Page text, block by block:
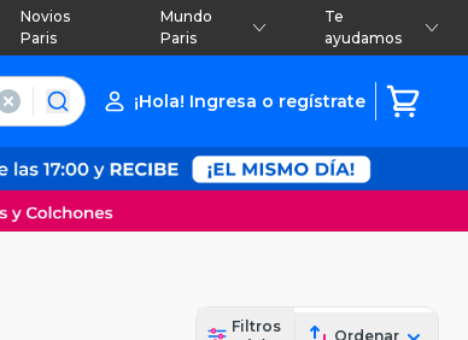
Novios
Paris
Mundo
Paris
Te
ayudamos
¡Hola! Ingresa o regístrate
Filtros
Ordenar